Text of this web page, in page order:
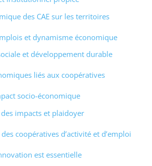
des CAE sur les territoires
et dynamisme économique
et développement durable
liés aux coopératives
socio-économique
impacts et plaidoyer
coopératives d’activité et d’emploi
est essentielle